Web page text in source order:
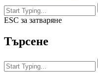
ESC за затваряне
Търсене